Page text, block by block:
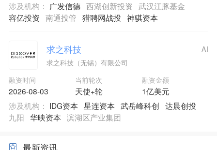
涉及机构： 广发信德 西湖创新投资 武汉江豚基金
容亿投资 南通投管 猎聘网战投 神骐资本
求之科技
求之科技（无锡）有限公司
融资时间
2026-08-03
当前轮次
天使+轮
融资金额
1亿美元
AI
涉及机构： IDG资本 星连资本 武岳峰科创 达晨创投
九阳 华映资本 滨湖区产业集团
最新资讯